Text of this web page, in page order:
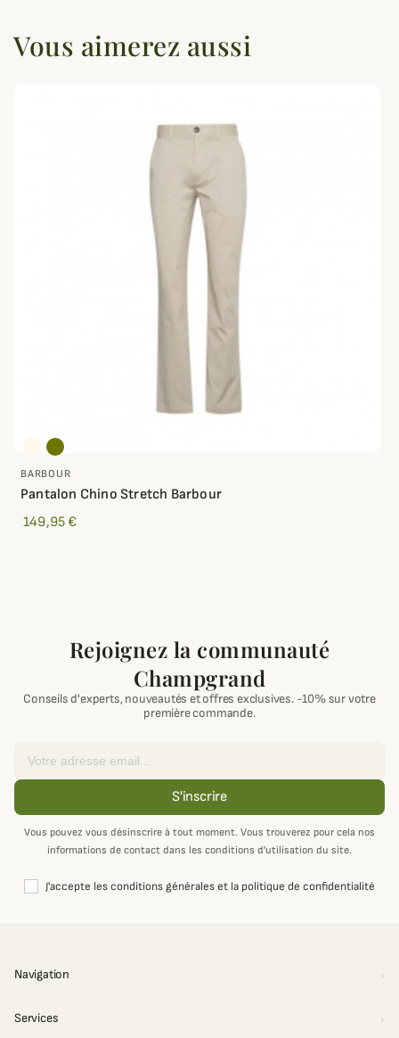
Vous aimerez aussi
BARBOUR
Pantalon Chino Stretch Barbour
149,95 €
Rejoignez la communauté
Champgrand
Conseils d'experts, nouveautés et offres exclusives. -10% sur votre
première commande.
S'inscrire
Vous pouvez vous désinscrire à tout moment. Vous trouverez pour cela nos
informations de contact dans les conditions d'utilisation du site.
J'accepte les conditions générales et la politique de confidentialité
Navigation
Services